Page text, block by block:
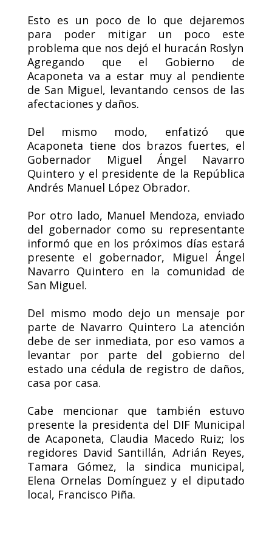
Esto es un poco de lo que dejaremos
para poder mitigar un poco este
problema que nos dejó el huracán Roslyn
Agregando que el Gobierno de
Acaponeta va a estar muy al pendiente
de San Miguel, levantando censos de las
afectaciones y daños.
Del mismo modo, enfatizó que
Acaponeta tiene dos brazos fuertes, el
Gobernador Miguel Ángel Navarro
Quintero y el presidente de la República
Andrés Manuel López Obrador.
Por otro lado, Manuel Mendoza, enviado
del gobernador como su representante
informó que en los próximos días estará
presente el gobernador, Miguel Ángel
Navarro Quintero en la comunidad de
San Miguel.
Del mismo modo dejo un mensaje por
parte de Navarro Quintero La atención
debe de ser inmediata, por eso vamos a
levantar por parte del gobierno del
estado una cédula de registro de daños,
casa por casa.
Cabe mencionar que también estuvo
presente la presidenta del DIF Municipal
de Acaponeta, Claudia Macedo Ruiz; los
regidores David Santillán, Adrián Reyes,
Tamara Gómez, la sindica municipal,
Elena Ornelas Domínguez y el diputado
local, Francisco Piña.